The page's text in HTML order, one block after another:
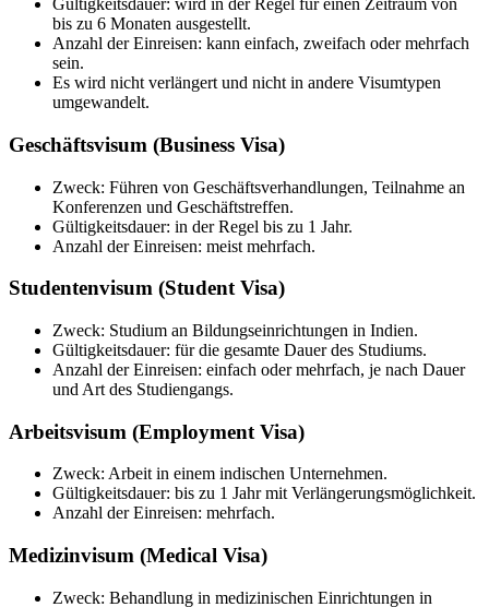
Gültigkeitsdauer: wird in der Regel für einen Zeitraum von
bis zu 6 Monaten ausgestellt.
Anzahl der Einreisen: kann einfach, zweifach oder mehrfach
sein.
Es wird nicht verlängert und nicht in andere Visumtypen
umgewandelt.
Geschäftsvisum (Business Visa)
Zweck: Führen von Geschäftsverhandlungen, Teilnahme an
Konferenzen und Geschäftstreffen.
Gültigkeitsdauer: in der Regel bis zu 1 Jahr.
Anzahl der Einreisen: meist mehrfach.
Studentenvisum (Student Visa)
Zweck: Studium an Bildungseinrichtungen in Indien.
Gültigkeitsdauer: für die gesamte Dauer des Studiums.
Anzahl der Einreisen: einfach oder mehrfach, je nach Dauer
und Art des Studiengangs.
Arbeitsvisum (Employment Visa)
Zweck: Arbeit in einem indischen Unternehmen.
Gültigkeitsdauer: bis zu 1 Jahr mit Verlängerungsmöglichkeit.
Anzahl der Einreisen: mehrfach.
Medizinvisum (Medical Visa)
Zweck: Behandlung in medizinischen Einrichtungen in